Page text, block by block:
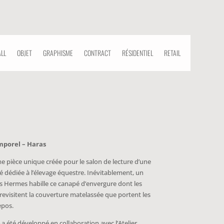
OBJET GRAPHISME CONTRACT RÉSIDENTIEL RETAIL
– Haras
pièce unique créée pour le salon de lecture d’une
dédiée à l’élevage équestre. Inévitablement, un
Hermes habille ce canapé d’envergure dont les
la couverture matelassée que portent les
la couverture matelassée que portent les
été développé en collaboration avec l’Atelier
fondé par Emma et Youri Van
tapissier.